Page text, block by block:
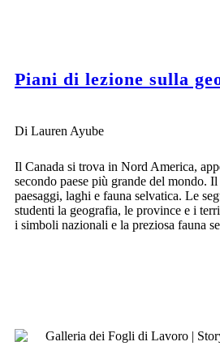
Piani di lezione sulla
Di Lauren Ayube
Il Canada si trova in Nord America,
secondo paese più grande del mondo.
paesaggi, laghi e fauna selvatica. Le
studenti la geografia, le province e i
i simboli nazionali e la preziosa fauna